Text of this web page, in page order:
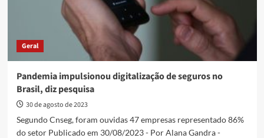
Geral
Pandemia impulsionou digitalização de seguros no
Brasil, diz pesquisa
30 de agosto de 2023
Segundo Cnseg, foram ouvidas 47 empresas representado 86%
do setor Publicado em 30/08/2023 - Por Alana Gandra -